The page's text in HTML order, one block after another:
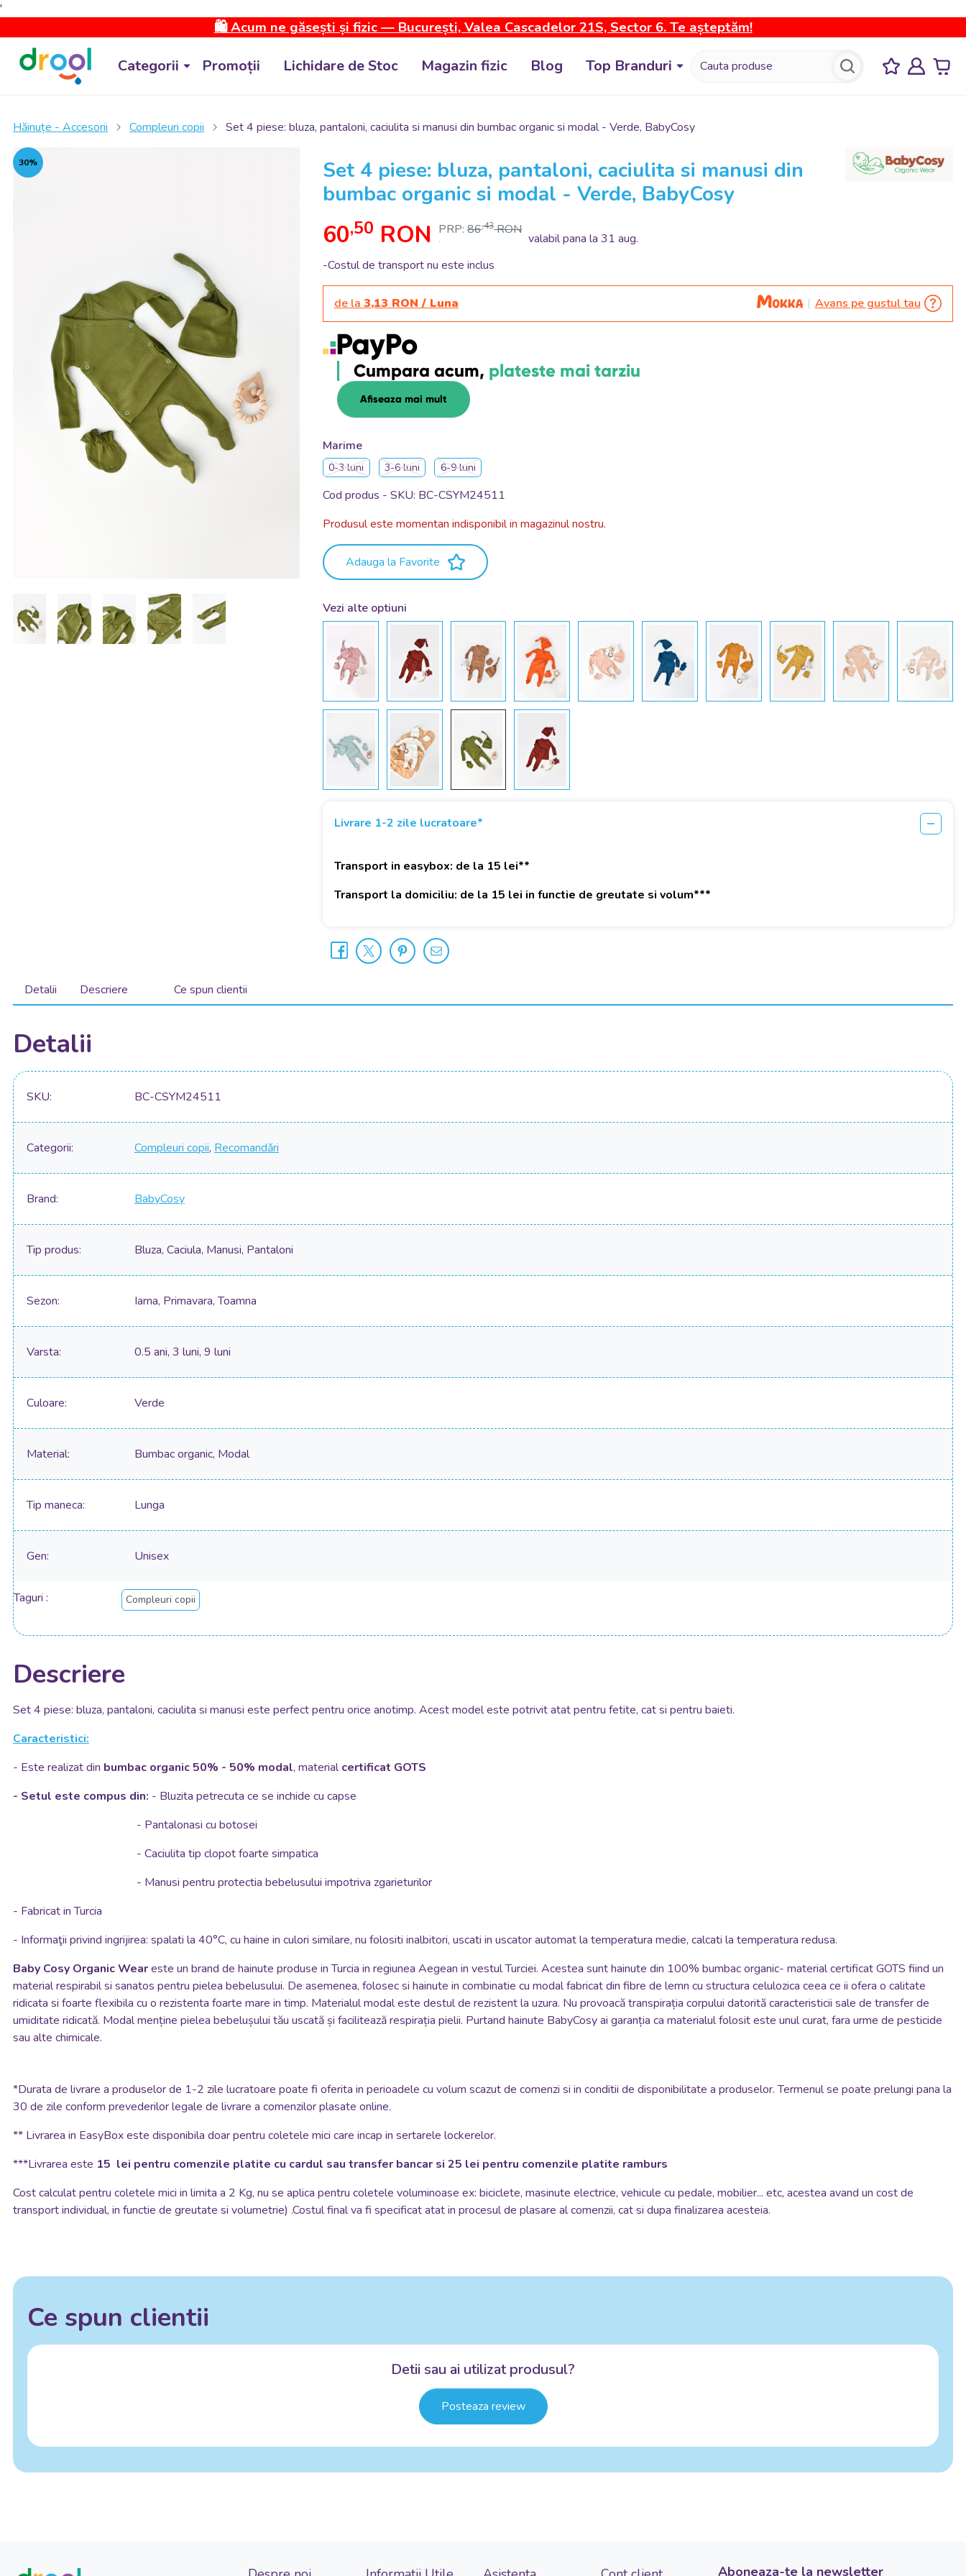
'
🛍️ Acum ne găsești și fizic — București, Valea Cascadelor 21S, Sector 6. Te așteptăm!
Categorii Promoții Lichidare de Stoc Magazin fizic Blog Top Branduri
Hăinuțe - Accesorii Compleuri copii Set 4 piese: bluza, pantaloni, caciulita si manusi din bumbac organic si modal - Verde, BabyCosy
30%
Set 4 piese: bluza, pantaloni, caciulita si manusi din
bumbac organic si modal - Verde, BabyCosy
60,50 RON PRP: 86,43 RON
.
valabil pana la 31 aug.
-Costul de transport nu este inclus
de la 3,13 RON / Luna Avans pe gustul tau
Cumpara acum, plateste mai tarziu
Afiseaza mai mult
Marime
0-3 luni 3-6 luni 6-9 luni
Cod produs - SKU BC-CSYM24511
Produsul este momentan indisponibil in magazinul nostru.
Adauga la Favorite
Vezi alte optiuni
Livrare 1-2 zile lucratoare*
Transport in easybox: de la 15 lei**
Transport la domiciliu: de la 15 lei in functie de greutate si volum***
Detalii Descriere Ce spun clientii
Detalii
SKU BC-CSYM24511
Categorii Compleuri copii, Recomandări
Brand BabyCosy
Tip produs Bluza, Caciula, Manusi, Pantaloni
Sezon Iarna, Primavara, Toamna
Varsta 0.5 ani, 3 luni, 9 luni
Culoare Verde
Material Bumbac organic, Modal
Tip maneca Lunga
Gen Unisex
Taguri Compleuri copii
Descriere
Set 4 piese: bluza, pantaloni, caciulita si manusi este perfect pentru orice anotimp. Acest model este potrivit atat pentru fetite, cat si pentru baieti.
Caracteristici:
- Este realizat din bumbac organic 50% - 50% modal, material certificat GOTS
- Setul este compus din: - Bluzita petrecuta ce se inchide cu capse
- Pantalonasi cu botosei
- Caciulita tip clopot foarte simpatica
- Manusi pentru protectia bebelusului impotriva zgarieturilor
- Fabricat in Turcia
- Informaţii privind ingrijirea: spalati la 40°C, cu haine in culori similare, nu folositi inalbitori, uscati in uscator automat la temperatura medie, calcati la temperatura redusa.
Baby Cosy Organic Weareste un brand de hainute produse in Turcia in regiunea Aegean in vestul Turciei. Acestea sunt hainute din 100% bumbac organic- material certificat GOTS fiind un
material respirabil si sanatos pentru pielea bebelusului. De asemenea, folosec si hainute in combinatie cu modal fabricat din fibre de lemn cu structura celulozica ceea ce ii ofera o calitate
ridicata si foarte flexibila cu o rezistenta foarte mare in timp. Materialul modal este destul de rezistent la uzura. Nu provoacă transpirația corpului datorită caracteristicii sale de transfer de
umiditate ridicată. Modal menține pielea bebelușului tău uscată și facilitează respirația pielii. Purtand hainute BabyCosy ai garanția ca materialul folosit este unul curat, fara urme de pesticide
sau alte chimicale.
*Durata de livrare a produselor de 1-2 zile lucratoare poate fi oferita in perioadele cu volum scazut de comenzi si in conditii de disponibilitate a produselor. Termenul se poate prelungi pana la
30 de zile conform prevederilor legale de livrare a comenzilor plasate online.
** Livrarea in EasyBox este disponibila doar pentru coletele mici care incap in sertarele lockerelor.
***Livrarea este 15 lei pentru comenzile platite cu cardul sau transfer bancar si 25 lei pentru comenzile platite ramburs
Cost calculat pentru coletele mici in limita a 2 Kg, nu se aplica pentru coletele voluminoase ex: biciclete, masinute electrice, vehicule cu pedale, mobilier... etc, acestea avand un cost de
transport individual, in functie de greutate si volumetrie) .Costul final va fi specificat atat in procesul de plasare al comenzii, cat si dupa finalizarea acesteia.
Ce spun clientii
Detii sau ai utilizat produsul?
Posteaza review
Aboneaza-te la newsletter